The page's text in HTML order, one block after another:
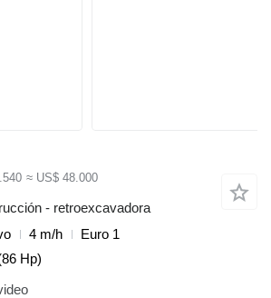
≈ US$ 48.000
- retroexcavadora
4 m/h
Euro 1
Hp)